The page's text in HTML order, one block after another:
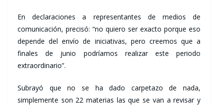
En declaraciones a representantes de medios de
comunicación, precisó: “no quiero ser exacto porque eso
depende del envío de iniciativas, pero creemos que a
finales de junio podríamos realizar este periodo
extraordinario”.
Subrayó que no se ha dado carpetazo de nada,
simplemente son 22 materias las que se van a revisar y